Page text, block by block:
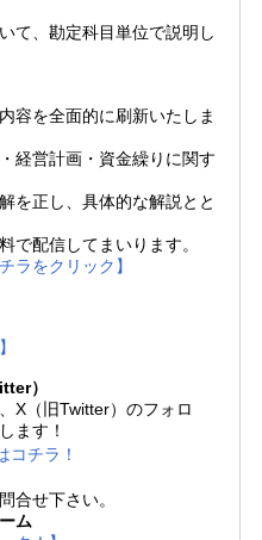
て、勘定科目単位で説明し
容を全面的に刷新いたしま
経営計画・資金繰りに関す
を正し、具体的な解説とと
で配信してまいります。
ラをクリック】
）
X（旧Twitter）のフォロ
ます！
コチラ！
合せ下さい。
ム